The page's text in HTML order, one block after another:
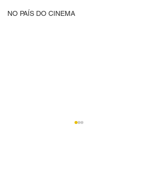
NO PAÍS DO CINEMA